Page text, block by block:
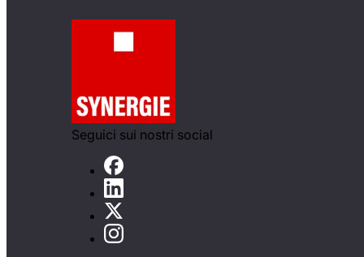
Seguici sui nostri social